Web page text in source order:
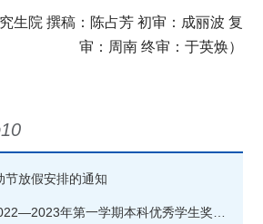
究生院 撰稿：陈占芳 初审：成丽波 复
审：周南 终审：于英焕）
节放假安排的通知
长春理工大学2022—2023年第一学期本科优秀学生奖学金获奖学生名单公示